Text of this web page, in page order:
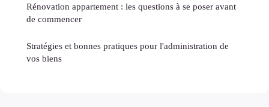
Rénovation appartement : les questions à se poser avant
de commencer
Stratégies et bonnes pratiques pour l'administration de
vos biens